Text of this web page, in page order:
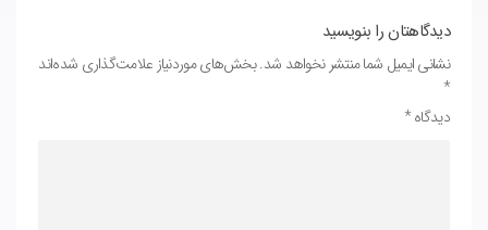
دیدگاهتان را بنویسید
نشانی ایمیل شما منتشر نخواهد شد.بخش‌های موردنیاز علامت‌گذاری شده‌اند
*
دیدگاه*